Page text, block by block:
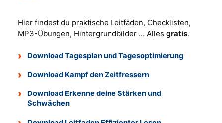
Hier findest du praktische Leitfäden, Checklisten,
MP3-Übungen, Hintergrundbilder ... Alles gratis.
Download Tagesplan und Tagesoptimierung
Download Kampf den Zeitfressern
Download Erkenne deine Stärken und
Schwächen